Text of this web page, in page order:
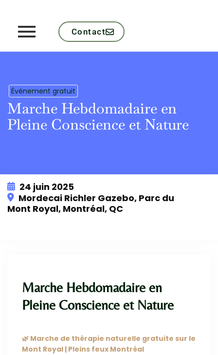
Contact
Événement gratuit
Marche Hebdomadaire en
Pleine Conscience et Nature
24 juin 2025
Mordecai Richler Gazebo, Parc du
Mont Royal, Montréal, QC
Marche Hebdomadaire en
Pleine Conscience et Nature
🌿 Marche de thérapie naturelle gratuite sur le
Mont Royal | Pleins feux Montréal